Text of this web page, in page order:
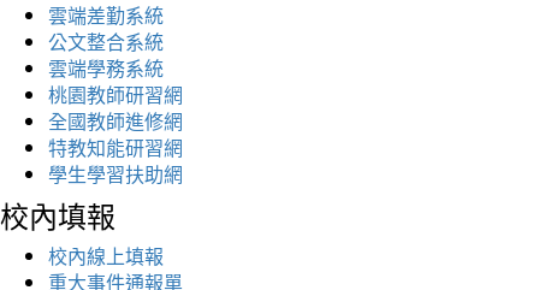
雲端差勤系統
公文整合系統
雲端學務系統
桃園教師研習網
全國教師進修網
特教知能研習網
學生學習扶助網
校內填報
校內線上填報
重大事件通報單